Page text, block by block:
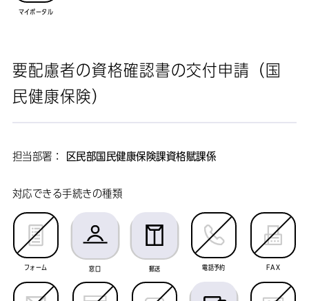
マイポータル
要配慮者の資格確認書の交付申請（国
民健康保険）
担当部署： 区民部国民健康保険課資格賦課係
対応できる手続きの種類
フォーム 窓口 郵送 電話予約 FAX